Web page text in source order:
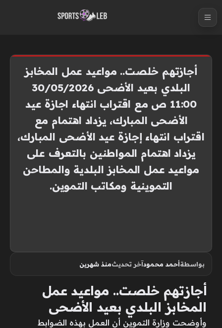
أجازتهم خلصت.. مواعيد عمل المخابز
البلدي بعيد الأضحى 30/05/2026
11:00 ص مع اقتراب انتهاء اجازة عيد
الأضحى المبارك، يزداد اهتمام مع
اقتراب انتهاء إجازة عيد الأضحى المبارك،
يزداد اهتمام المواطنين بالتعرف على
مواعيد عمل المخابز البلدية والمطاحن
التموينية ومكاتب التموين.
بواسطةأحمد محمودآخر تحديثمنذ شهرين
أجازتهم خلصت.. مواعيد عمل
المخابز البلدي بعيد الأضحى
وأوضحت وزارة التموين أن العمل بهذه الضوابط